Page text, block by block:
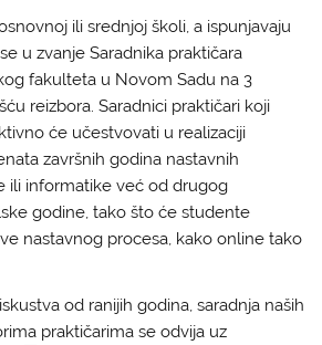
ili srednjoj školi, a ispunjavaju
u zvanje Saradnika praktičara
fakulteta u Novom Sadu na 3
reizbora. Saradnici praktičari koji
će učestvovati u realizaciji
završnih godina nastavnih
ili informatike već od drugog
godine, tako što će studente
nastavnog procesa, kako online tako
od ranijih godina, saradnja naših
praktičarima se odvija uz